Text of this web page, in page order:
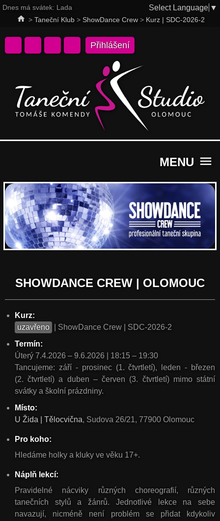
home > Taneční Klub> ShowDance Crew> Kurz | SDC-2026-2
Dnes má svátek: Lada Select Language ▼
Přihlášení
MENU menu
SHOWDANCE CREW | OLOMOUC
Kurz:
uzavřeno
| ShowDance Crew | SDC-2026-2
Termín:
Úterý 7.4.2026 – 9.6.2026 | 18:15 – 19:30
Tancujeme: září - prosinec (1. čtvrtletí), leden - březen
(2. čtvrtletí) a duben – červen (3. čtvrtletí) mimo státní
svátky a školní prázdniny.
Místo:
U Žida | Tělocvična, Sudova 26/21, 77900 Olomouc
Pro koho:
Hledáme holky a kluky ve věku 17+.
Náplň lekcí:
Pravidelné nácviky různých choreografií, různých
tanečních stylů a žánrů. Jednotlivé lekce na sebe
navazují, nicméně není problém se přidat kdykoliv